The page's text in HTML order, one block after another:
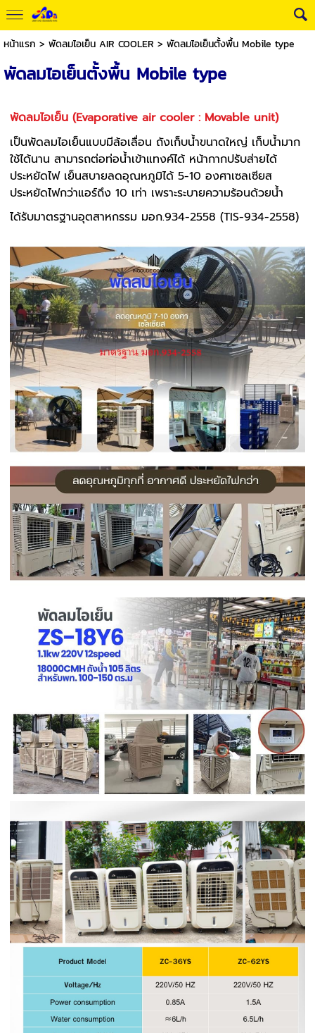
หน้าแรก > พัดลมไอเย็น AIR COOLER > พัดลมไอเย็นตั้งพื้น Mobile type
พัดลมไอเย็นตั้งพื้น Mobile type
พัดลมไอเย็น (Evaporative air cooler : Movable unit)
เป็นพัดลมไอเย็นแบบมีล้อเลื่อน ถังเก็บน้ำขนาดใหญ่ เก็บน้ำมาก
ใช้ได้นาน สามารถต่อท่อน้ำเข้าแทงค์ได้ หน้ากากปรับส่ายได้
ประหยัดไฟ เย็นสบายลดอุณหภูมิได้ 5-10 องศาเซลเซียส
ประหยัดไฟกว่าแอร์ถึง 10 เท่า เพราะระบายความร้อนด้วยน้ำ
ได้รับมาตรฐานอุตสาหกรรม มอก.934-2558 (TIS-934-2558)